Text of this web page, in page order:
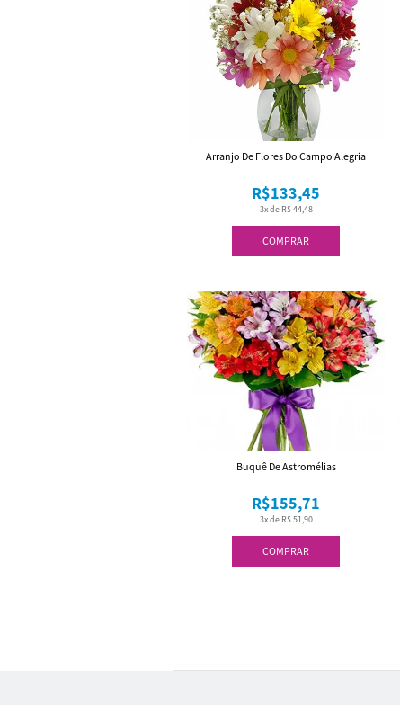
COMPRAR
3x de R$ 44,48
R$133,45
Arranjo De Flores Do Campo Alegria
COMPRAR
3x de R$ 51,90
R$155,71
Buquê De Astromélias